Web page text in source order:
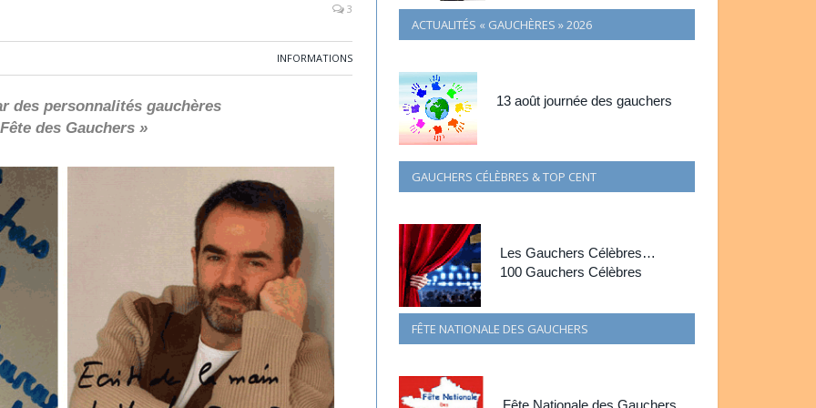
3
INFORMATIONS
des personnalités gauchères
des Gauchers »
ACTUALITÉS « GAUCHÈRES » 2026
13 août journée des gauchers
GAUCHERS CÉLÈBRES & TOP CENT
Les Gauchers Célèbres…
100 Gauchers Célèbres
FÊTE NATIONALE DES GAUCHERS
Fête Nationale des Gauchers